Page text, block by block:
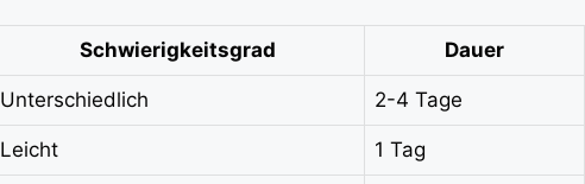
Schwierigkeitsgrad Dauer
Unterschiedlich 2-4 Tage
Leicht 1 Tag